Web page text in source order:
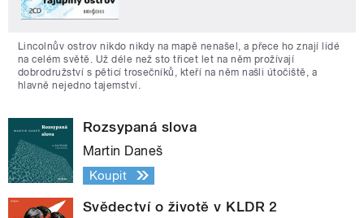
Lincolnův ostrov nikdo nikdy na mapě nenašel, a přece ho znají lidé
na celém světě. Už déle než sto třicet let na něm prožívají
dobrodružství s pěticí trosečníků, kteří na něm našli útočiště, a
hlavně nejedno tajemství.
Rozsypaná slova
Martin Daneš
Koupit
Svědectví o životě v KLDR 2